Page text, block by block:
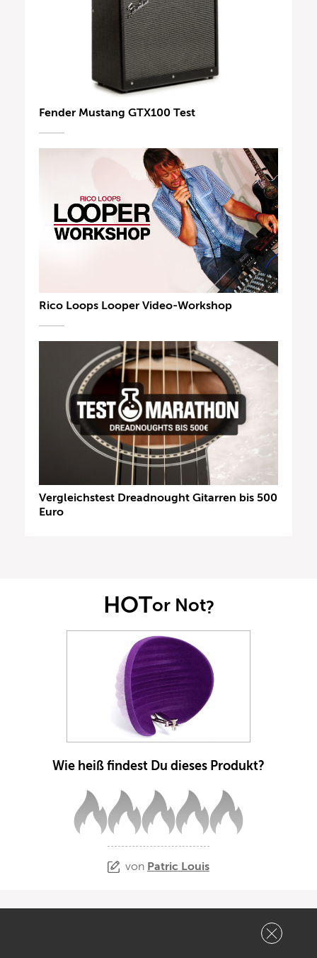
Fender Mustang GTX100 Test
Rico Loops Looper Video-Workshop
Vergleichstest Dreadnought Gitarren bis 500
Euro
HOTor Not?
Wie heiß findest Du dieses Produkt?
von Patric Louis